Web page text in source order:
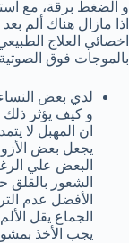
و الضغط برقة، مع
اذا مازال هناك ألم
اخصائي العلاج
بالموجات فوق
لدي بعض
و كيف يؤثر ذلك
ان المهبل لا
يجعل بعض
البعض علي
الشعور
الأفضل عدم
الجماع يقل
يجب الأخذ